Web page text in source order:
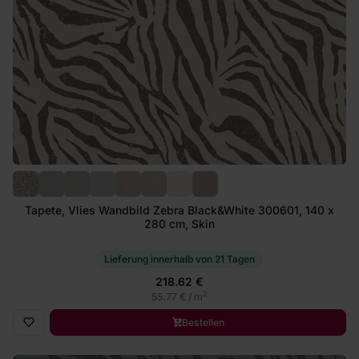
Tapete, Vlies Wandbild Zebra Black&White 300601, 140 x
280 cm, Skin
Lieferung innerhalb von 21 Tagen
218.62 €
55.77 € / m2
Bestellen